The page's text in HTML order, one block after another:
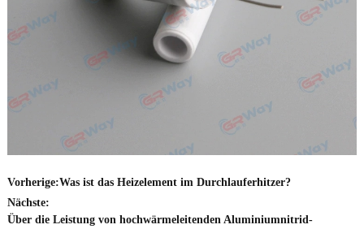
Vorherige:Was ist das Heizelement im Durchlauferhitzer?
Nächste:
Über die Leistung von hochwärmeleitenden Aluminiumnitrid-